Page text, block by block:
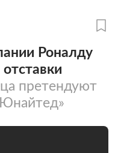
Роналду
отставки
претендуют